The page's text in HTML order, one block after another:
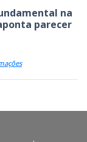
na
parecer